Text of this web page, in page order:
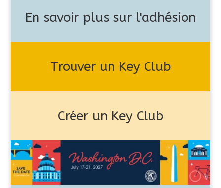
En savoir plus sur l'adhésion
Trouver un Key Club
Créer un Key Club